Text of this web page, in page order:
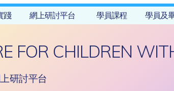
踐 網上研討平台 學員課程 學員及
FOR CHILDREN
研討平台